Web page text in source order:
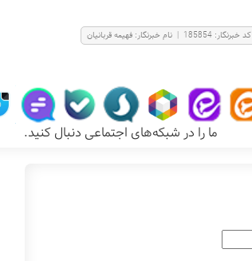
کد خبرنگار: 185854
| نام خبرنگار: فهيمه قربانيان
ما را در شبکه‌های اجتماعی دنبال کنید.